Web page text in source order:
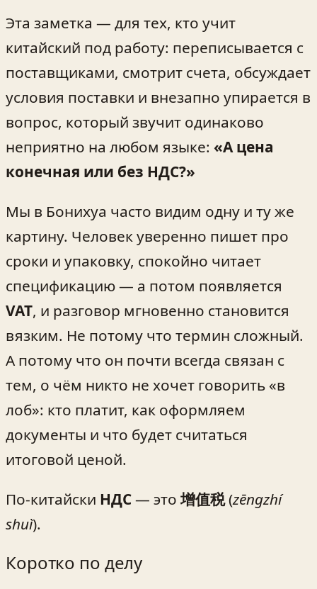
Эта заметка — для тех, кто учит
китайский под работу: переписывается с
поставщиками, смотрит счета, обсуждает
условия поставки и внезапно упирается в
вопрос, который звучит одинаково
неприятно на любом языке: «А цена
конечная или без НДС?»
Мы в Бонихуа часто видим одну и ту же
картину. Человек уверенно пишет про
сроки и упаковку, спокойно читает
спецификацию — а потом появляется
VAT, и разговор мгновенно становится
вязким. Не потому что термин сложный.
А потому что он почти всегда связан с
тем, о чём никто не хочет говорить «в
лоб»: кто платит, как оформляем
документы и что будет считаться
итоговой ценой.
По-китайски НДС— это增值税(zēngzhí
shuì).
Коротко по делу